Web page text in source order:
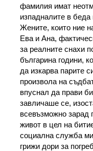
фамилия имат
изпадналите в беда
Жените, които ние
Ева и Ана,
за реалните снахи
българина години,
да изкарва парите
произвола на
впуснал да прави
завличаше се,
всевъзможно зарад
живот в цел на
социална служба
грижи дори за